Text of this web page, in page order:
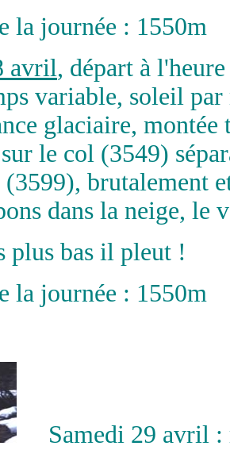
la journée : 1550m
avril, départ à
variable, soleil
glaciaire, montée
le col (3549)
brutalement
dans la neige,
plus bas il pleut !
la journée : 1550m
Samedi 29 avril :